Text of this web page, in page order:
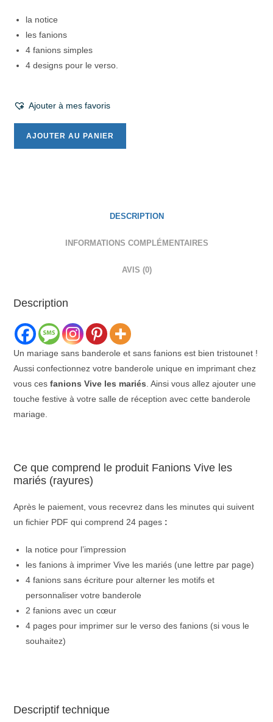
la notice
les fanions
4 fanions simples
4 designs pour le verso.
Ajouter à mes favoris
AJOUTER AU PANIER
DESCRIPTION
INFORMATIONS COMPLÉMENTAIRES
AVIS (0)
Description
Un mariage sans banderole et sans fanions est bien tristounet !
Aussi confectionnez votre banderole unique en imprimant chez
vous ces fanions Vive les mariés. Ainsi vous allez ajouter une
touche festive à votre salle de réception avec cette banderole
mariage.
Ce que comprend le produit Fanions Vive les
mariés (rayures)
Après le paiement, vous recevrez dans les minutes qui suivent
un fichier PDF qui comprend 24 pages :
la notice pour l’impression
les fanions à imprimer Vive les mariés (une lettre par page)
4 fanions sans écriture pour alterner les motifs et
personnaliser votre banderole
2 fanions avec un cœur
4 pages pour imprimer sur le verso des fanions (si vous le
souhaitez)
Descriptif technique